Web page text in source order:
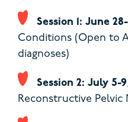
Session 1: June
Conditions (Open to
diagnoses)
Session 2: July 5-9
Reconstructive Pelvic